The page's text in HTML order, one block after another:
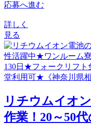
応募へ進む
詳しく
見る
リチウムイオ
作業！20～50